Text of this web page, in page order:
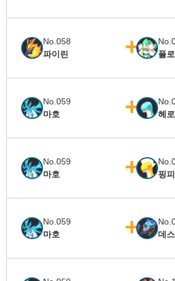
No.058
파이린
플
No.059
마호
헤
No.059
마호
핑
No.059
마호
데